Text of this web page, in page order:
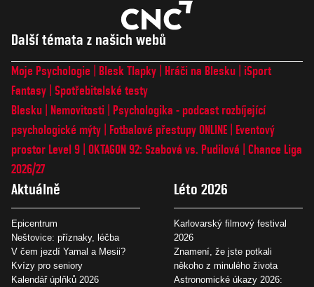
Další témata z našich webů
Moje Psychologie Blesk Tlapky Hráči na Blesku
iSport
Fantasy Spotřebitelské testy
Blesku
Nemovitosti
Psychologika - podcast rozbíjející
psychologické mýty
Fotbalové přestupy ONLINE
Eventový
prostor Level 9 OKTAGON 92: Szabová vs. Pudilová
Chance Liga
2026/27
Aktuálně
Epicentrum
Neštovice: příznaky, léčba
V čem jezdí Yamal a Mesii?
Kvízy pro seniory
Kalendář úplňků 2026
Léto 2026
Karlovarský filmový festival
2026
Znamení, že jste potkali
někoho z minulého života
Astronomické úkazy 2026: